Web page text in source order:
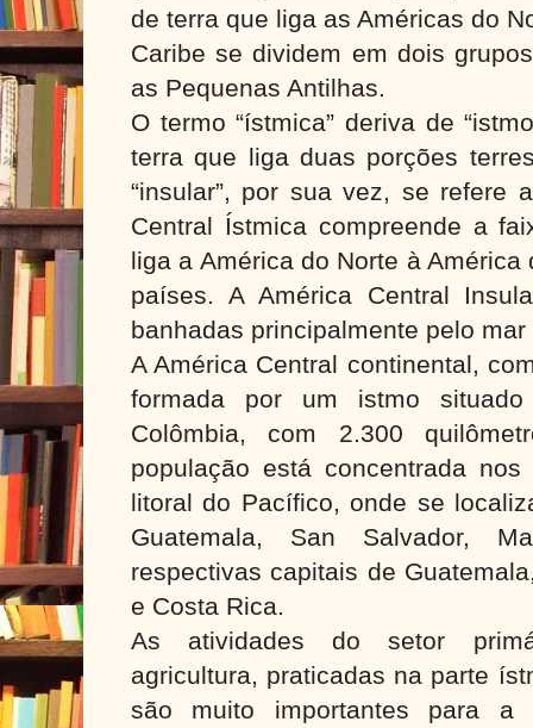
de terra que liga as Américas do
Caribe se dividem em dois
as Pequenas Antilhas.
O termo “ístmica” deriva de
terra que liga duas porções
“insular”, por sua vez, se refere
Central Ístmica compreende a
liga a América do Norte à
países. A América Central
banhadas principalmente pelo
A América Central continental,
formada por um istmo
Colômbia, com 2.300
população está concentrada
litoral do Pacífico, onde se
Guatemala, San Salvador,
respectivas capitais de
e Costa Rica.
As atividades do setor
agricultura, praticadas na parte
são muito importantes para a